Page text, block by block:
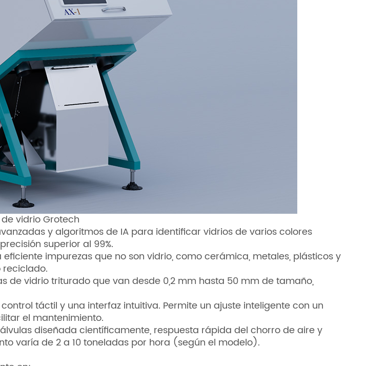
vidrio Grotech
y algoritmos de IA para identificar vidrios de varios colores
superior al 99%.
impurezas que no son vidrio, como cerámica, metales, plásticos y
vidrio triturado que van desde 0,2 mm hasta 50 mm de tamaño,
táctil y una interfaz intuitiva. Permite un ajuste inteligente con un
el mantenimiento.
diseñada científicamente, respuesta rápida del chorro de aire y
varía de 2 a 10 toneladas por hora (según el modelo).